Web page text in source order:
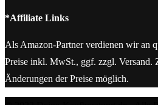
*Affiliate Links
Als Amazon-Partner verdienen wir an
Preise inkl. MwSt., ggf. zzgl. Versand.
Änderungen der Preise möglich.